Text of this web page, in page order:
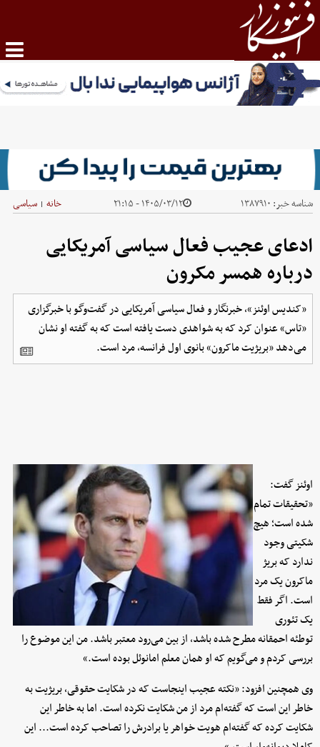
شناسه خبر: ۱۳۸۷۹۱۰ ۱۴۰۵/۰۳/۱۲ - ۲۱:۱۵ خانه | سیاسی
ادعای عجیب فعال سیاسی آمریکایی
درباره همسر مکرون
«کندیس اوئنز»، خبرنگار و فعال سیاسی آمریکایی در گفت‌وگو با خبرگزاری
«تاس» عنوان کرد که به شواهدی دست یافته است که به گفته او نشان
می‌دهد «بریژیت ماکرون» بانوی اول فرانسه، مرد است.
اوئنز گفت:
«تحقیقات تمام
شده است؛ هیچ
شکیتی وجود
ندارد که بریژ
ماکرون یک مرد
است. اگر فقط
یک تئوری
توطئه احمقانه مطرح شده باشد، از بین می‌رود معتبر باشد. من این موضوع را
بررسی کردم و می‌گویم که او همان معلم امانوئل بوده است.»
وی همچنین افزود: «نکته عجیب اینجاست که در شکایت حقوقی، بریژیت به
خاطر این است که گفته‌ام مرد از من شکایت نکرده است. اما به خاطر این
شکایت کرده که گفته‌ام هویت خواهر یا برادرش را تصاحب کرده است... این